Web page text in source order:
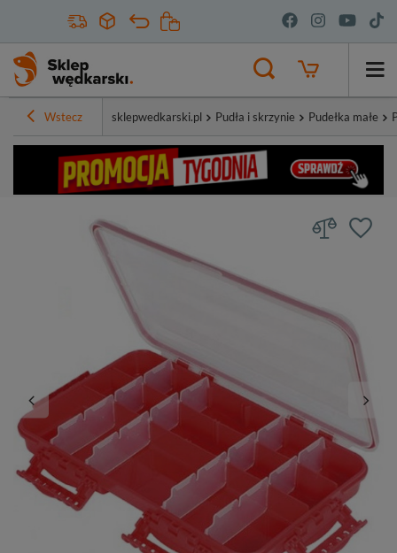
Wstecz sklepwedkarski.pl Pudła i skrzynie Pudełka małe